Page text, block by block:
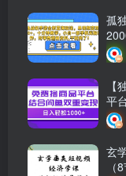
孤
作
【
平
玄
（